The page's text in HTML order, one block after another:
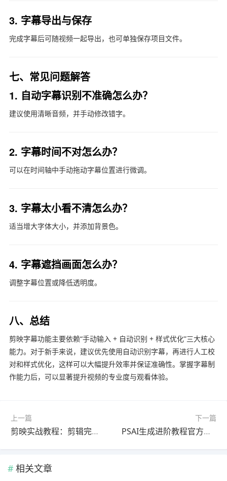
3. 字幕导出与保存
完成字幕后可随视频一起导出，也可单独保存项目文件。
七、常见问题解答
1. 自动字幕识别不准确怎么办？
建议使用清晰音频，并手动修改错字。
2. 字幕时间不对怎么办？
可以在时间轴中手动拖动字幕位置进行微调。
3. 字幕太小看不清怎么办？
适当增大字体大小，并添加背景色。
4. 字幕遮挡画面怎么办？
调整字幕位置或降低透明度。
八、总结
剪映字幕功能主要依赖“手动输入 + 自动识别 + 样式优化”三大核心
能力。对于新手来说，建议优先使用自动识别字幕，再进行人工校
对和样式优化，这样可以大幅提升效率并保证准确性。掌握字幕制
作能力后，可以显著提升视频的专业度与观看体验。
上一篇
剪映实战教程：剪辑完整教程最新更新版（详细步骤）
下一篇
PSAI生成进阶教程官方最新版一看就会
相关文章